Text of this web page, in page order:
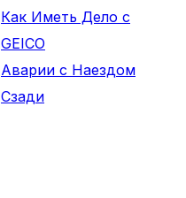
Как Иметь Дело с
GEICO
Аварии с Наездом
Сзади